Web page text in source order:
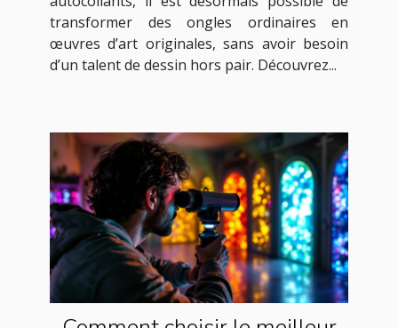
transformer des ongles ordinaires en
œuvres d’art originales, sans avoir besoin
d’un talent de dessin hors pair. Découvrez...